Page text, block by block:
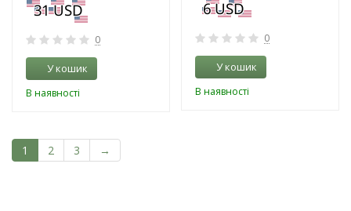
0
У кошик
В наявності
0
У кошик
В наявності
1 2 3 →